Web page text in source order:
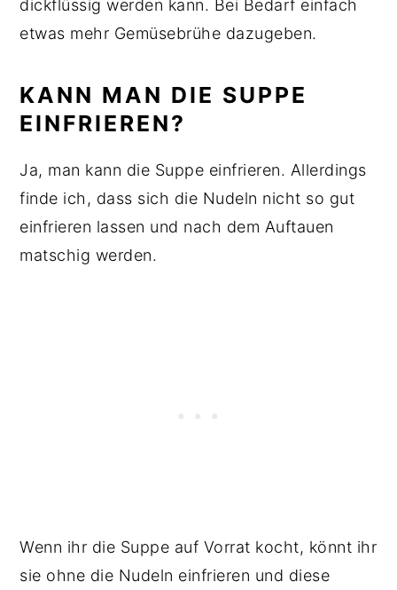
dickflüssig werden kann. Bei Bedarf einfach
etwas mehr Gemüsebrühe dazugeben.
KANN MAN DIE SUPPE
EINFRIEREN?
Ja, man kann die Suppe einfrieren. Allerdings
finde ich, dass sich die Nudeln nicht so gut
einfrieren lassen und nach dem Auftauen
matschig werden.
Wenn ihr die Suppe auf Vorrat kocht, könnt ihr
sie ohne die Nudeln einfrieren und diese